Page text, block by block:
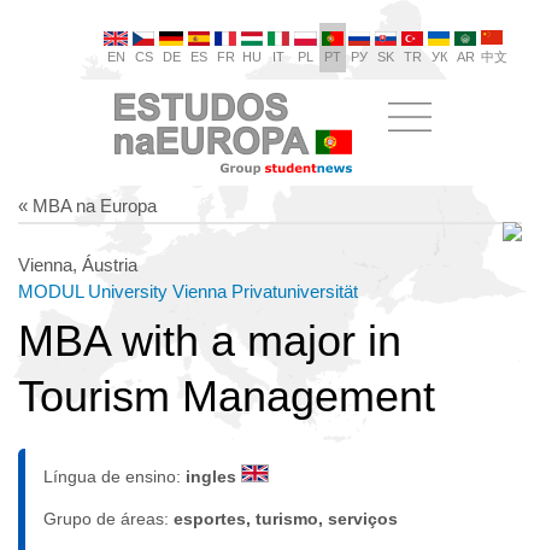
EN CS DE ES FR HU IT PL PT РУ SK TR УК AR 中文
« MBA na Europa
Vienna, Áustria
MODUL University Vienna Privatuniversität
MBA with a major in
Tourism Management
Língua de ensino: ingles
Grupo de áreas: esportes, turismo, serviços